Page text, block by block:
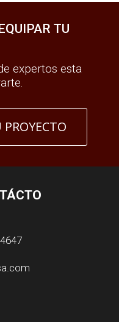
TU
expertos esta